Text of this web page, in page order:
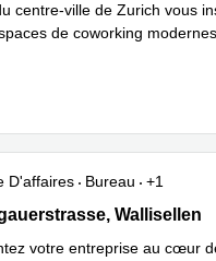
centre-ville de Zurich vous
de coworking
D'affaires Bureau
+1
132,Glattpark,
Wallisellen
votre entreprise au cœur